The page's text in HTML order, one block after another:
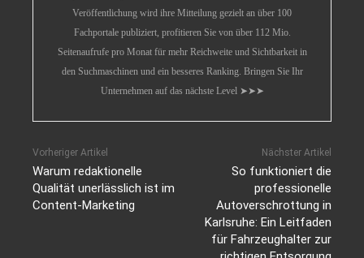
Veröffentlichung wird ihre Mitteilung gezielt an über 100
Fachportale publiziert, profitieren Sie von über 112 Mio.
Seitenaufrufe pro Monat für mehr Reichweite und Sichtbarkeit in
den Suchmaschinen und ein besseres Ranking. Bringen Sie Ihr
Unternehmen auf das nächste Level ➤➤➤
Vorheriger Artikel
Warum redaktionelle
Qualität unerlässlich ist im
Content-Marketing
Nächster Artikel
So funktioniert die
professionelle
Autoverschrottung in
Karlsruhe: Ein Leitfaden
für Fahrzeughalter zur